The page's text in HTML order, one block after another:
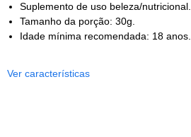
Suplemento de uso beleza/nutricional.
Tamanho da porção: 30g.
Idade mínima recomendada: 18 anos.
Ver características